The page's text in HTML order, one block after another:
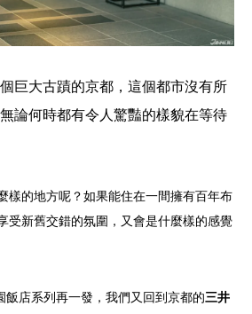
巨大古蹟的京都，這個都市沒有所
論何時都有令人驚豔的樣貌在等待
樣的地方呢？如果能住在一間擁有百年布
受新舊交錯的氛圍，又會是什麼樣的感覺
飯店系列再一發，我們又回到京都的三井